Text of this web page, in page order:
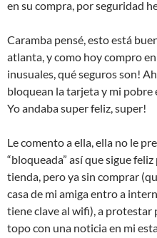
en su compra, por seguridad
Caramba pensé, esto está
atlanta, y como hoy compro
inusuales, qué seguros son!
bloquean la tarjeta y mi pobre
Yo andaba super feliz, super!
Le comento a ella, ella no le
“bloqueada” así que sigue
tienda, pero ya sin comprar
casa de mi amiga entro a
tiene clave al wifi), a protestar
topo con una noticia en mi